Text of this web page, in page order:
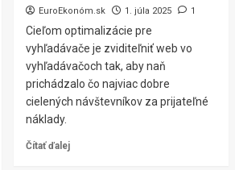
EuroEkonóm.sk 1. júla 2025 1
Cieľom optimalizácie pre
vyhľadávače je zviditeľniť web vo
vyhľadávačoch tak, aby naň
prichádzalo čo najviac dobre
cielených návštevníkov za prijateľné
náklady.
Čítať ďalej